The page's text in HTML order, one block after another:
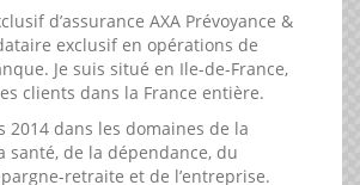
d’assurance AXA Prévoyance &
exclusif en opérations de
Je suis situé en Ile-de-France,
clients dans la France entière.
2014 dans les domaines de la
santé, de la dépendance, du
retraite et de l’entreprise.